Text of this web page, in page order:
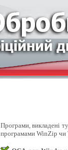
Програми, викладені
програмами WinZip чи